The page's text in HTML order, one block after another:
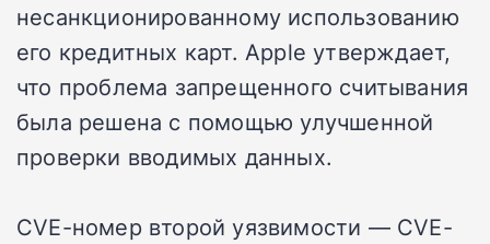
несанкционированному использованию
его кредитных карт. Apple утверждает,
что проблема запрещенного считывания
была решена с помощью улучшенной
проверки вводимых данных.
CVE-номер второй уязвимости — CVE-